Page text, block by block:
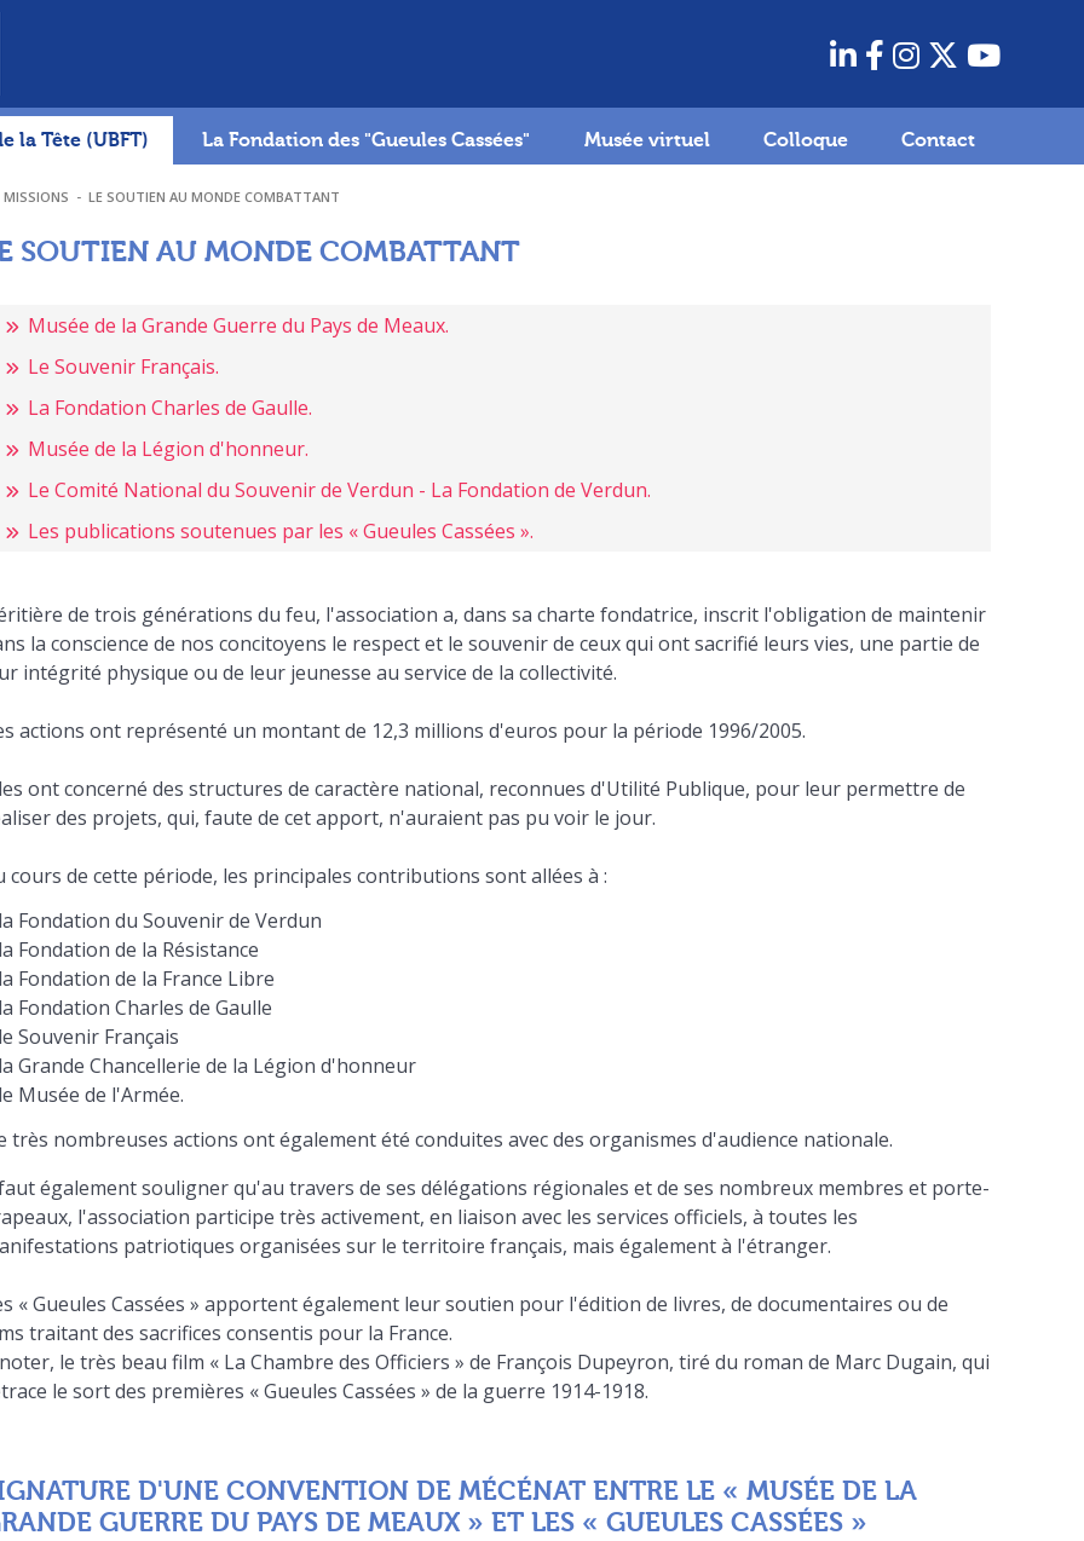
la Tête (UBFT) La Fondation des "Gueules Cassées" Musée virtuel Colloque Contact
MISSIONS - LE SOUTIEN AU MONDE COMBATTANT
SOUTIEN AU MONDE COMBATTANT
Musée de la Grande Guerre du Pays de Meaux.
Le Souvenir Français.
La Fondation Charles de Gaulle.
Musée de la Légion d'honneur.
Le Comité National du Souvenir de Verdun - La Fondation de Verdun.
Les publications soutenues par les « Gueules Cassées ».
de trois générations du feu, l'association a, dans sa charte fondatrice, inscrit l'obligation de maintenir
la conscience de nos concitoyens le respect et le souvenir de ceux qui ont sacrifié leurs vies, une partie de
intégrité physique ou de leur jeunesse au service de la collectivité.
actions ont représenté un montant de 12,3 millions d'euros pour la période 1996/2005.
ont concerné des structures de caractère national, reconnues d'Utilité Publique, pour leur permettre de
des projets, qui, faute de cet apport, n'auraient pas pu voir le jour.
cours de cette période, les principales contributions sont allées à :
la Fondation du Souvenir de Verdun
la Fondation de la Résistance
la Fondation de la France Libre
la Fondation Charles de Gaulle
le Souvenir Français
la Grande Chancellerie de la Légion d'honneur
le Musée de l'Armée.
très nombreuses actions ont également été conduites avec des organismes d'audience nationale.
également souligner qu'au travers de ses délégations régionales et de ses nombreux membres et porte-
l'association participe très activement, en liaison avec les services officiels, à toutes les
patriotiques organisées sur le territoire français, mais également à l'étranger.
« Gueules Cassées » apportent également leur soutien pour l'édition de livres, de documentaires ou de
traitant des sacrifices consentis pour la France.
le très beau film « La Chambre des Officiers » de François Dupeyron, tiré du roman de Marc Dugain, qui
le sort des premières « Gueules Cassées » de la guerre 1914-1918.
D'UNE CONVENTION DE MÉCÉNAT ENTRE LE « MUSÉE DE LA
GUERRE DU PAYS DE MEAUX » ET LES « GUEULES CASSÉES »